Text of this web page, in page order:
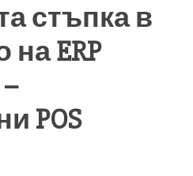
стъпка в
на ERP
POS